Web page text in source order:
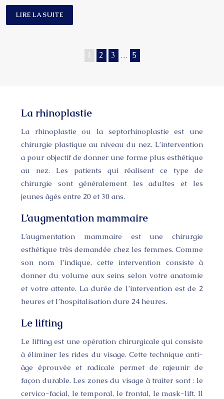
LIRE LA SUITE
1 2 3 … 5
La rhinoplastie
La rhinoplastie ou la septorhinoplastie est une
chirurgie plastique au niveau du nez. L’intervention
a pour objectif de donner une forme plus esthétique
au nez. Les patients qui réalisent ce type de
chirurgie sont généralement les adultes et les
jeunes âgés entre 20 et 30 ans.
L’augmentation mammaire
L’augmentation mammaire est une chirurgie
esthétique très demandée chez les femmes. Comme
son nom l’indique, cette intervention consiste à
donner du volume aux seins selon votre anatomie
et votre attente. La durée de l’intervention est de 2
heures et l’hospitalisation dure 24 heures.
Le lifting
Le lifting est une opération chirurgicale qui consiste
à éliminer les rides du visage. Cette technique anti-
âge éprouvée et radicale permet de rajeunir de
façon durable. Les zones du visage à traiter sont : le
cervico-facial, le temporal, le frontal, le mask-lift. Il